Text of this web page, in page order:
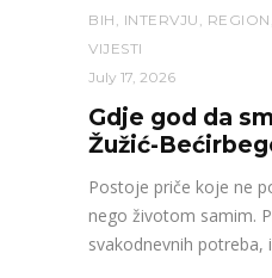
BIH , INTERVJU , REGION
VIJESTI
July 17, 2026
Gdje god da
Žužić-
Postoje priče koje ne
nego životom samim.
svakodnevnih potreba,